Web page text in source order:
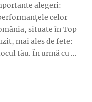
alegeri:
celor
situate în Top
mai ales de fete:
tău. În urmă cu …